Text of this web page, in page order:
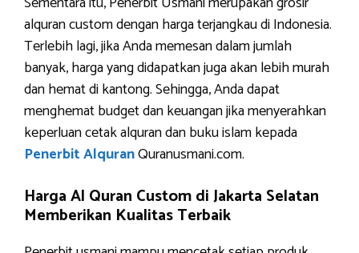
alquran custom dengan harga terjangkau di Indonesia.
Terlebih lagi, jika Anda memesan dalam jumlah
banyak, harga yang didapatkan juga akan lebih murah
dan hemat di kantong. Sehingga, Anda dapat
menghemat budget dan keuangan jika menyerahkan
keperluan cetak alquran dan buku islam kepada
Penerbit AlquranQuranusmani.com.
Harga Al Quran Custom di Jakarta Selatan
Memberikan Kualitas Terbaik